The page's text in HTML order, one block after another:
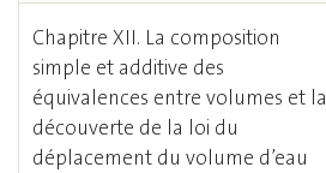
Chapitre XII. La composition
simple et additive des
équivalences entre volumes et la
découverte de la loi du
déplacement du volume d’eau